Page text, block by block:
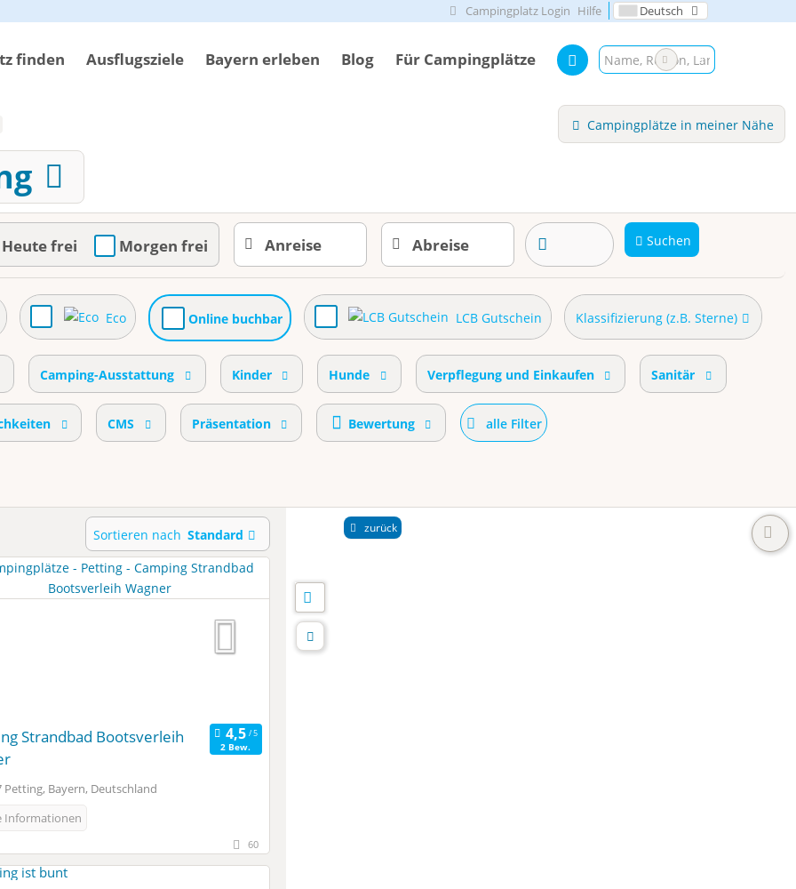
Campingplatz Login Hilfe Deutsch
finden Ausflugsziele Bayern erleben Blog Für Campingplätze
Campingplätze in meiner Nähe
Heute frei Morgen frei Suchen
Eco Online buchbar LCB Gutschein Klassifizierung (z.B. Sterne)
Camping-Ausstattung Kinder Hunde Verpflegung und Einkaufen Sanitär
CMS Präsentation Bewertung alle Filter
Sortieren nach Standard
Strandbad Bootsverleih
2 Bew.
Petting, Bayern, Deutschland
Informationen
60
zurück